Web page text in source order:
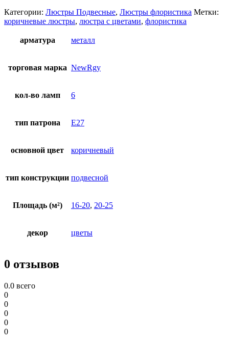
Категории: Люстры Подвесные, Люстры флористика Метки:
коричневые люстры, люстра с цветами, флористика
арматура металл
торговая марка NewRgy
кол-во ламп 6
тип патрона E27
основной цвет коричневый
тип конструкции подвесной
Площадь (м²) 16-20, 20-25
декор цветы
0 отзывов
0.0 всего
0
0
0
0
0